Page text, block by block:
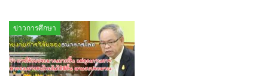
ข่าวการศึกษา